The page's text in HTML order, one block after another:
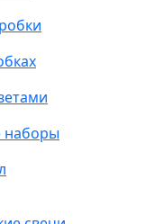
наборы